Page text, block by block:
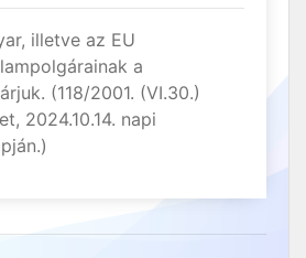
illetve az EU
a
(118/2001. (VI.30.)
2024.10.14. napi